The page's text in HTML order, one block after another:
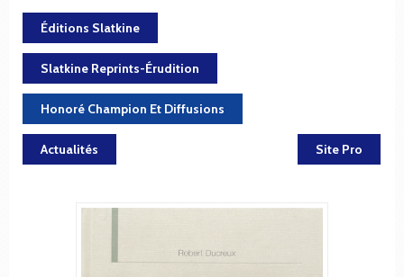
Éditions Slatkine
Slatkine Reprints-Érudition
Honoré Champion Et Diffusions
Actualités Site Pro